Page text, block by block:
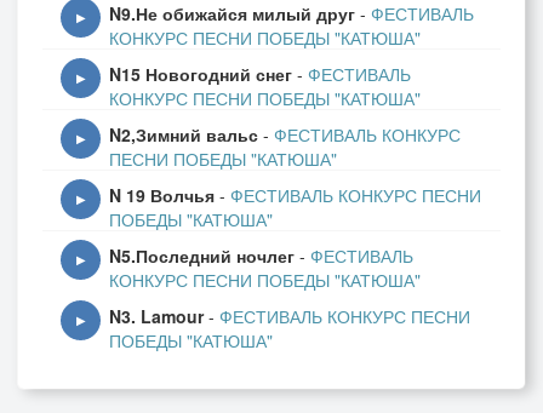
Мы не гламурно
В ход пустили кулаки
Да, мы ловки'
Припев:
Не пустили
Не пустили
Не пустили
Не пустили
Немца в свою Державу
Немца в свою Державу
Опостылел
Опостылел
▶ N9.Не обижайся милый друг - ФЕСТИВАЛЬ
КОНКУРС ПЕСНИ ПОБЕДЫ "КАТЮША"
▶ N15 Новогодний снег - ФЕСТИВАЛЬ
КОНКУРС ПЕСНИ ПОБЕДЫ "КАТЮША"
▶ N2,Зимний вальс - ФЕСТИВАЛЬ КОНКУРС
ПЕСНИ ПОБЕДЫ "КАТЮША"
▶ N 19 Волчья - ФЕСТИВАЛЬ КОНКУРС ПЕСНИ
ПОБЕДЫ "КАТЮША"
▶ N5.Последний ночлег - ФЕСТИВАЛЬ
КОНКУРС ПЕСНИ ПОБЕДЫ "КАТЮША"
▶ N3. Lamour- ФЕСТИВАЛЬ КОНКУРС ПЕСНИ
ПОБЕДЫ "КАТЮША"